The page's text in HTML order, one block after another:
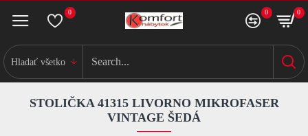
0 0 0
Hladať všetko
STOLIČKA 41315 LIVORNO MIKROFASER
VINTAGE ŠEDÁ